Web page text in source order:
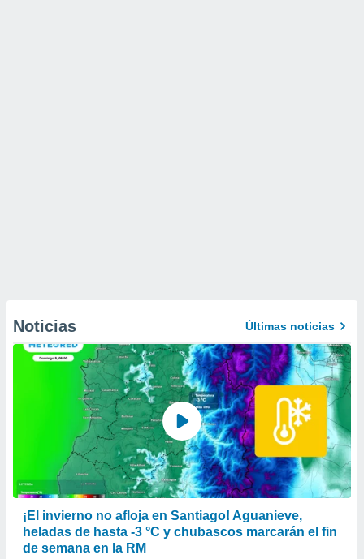
Noticias Últimas noticias
¡El invierno no afloja en Santiago! Aguanieve,
heladas de hasta -3 °C y chubascos marcarán el fin
de semana en la RM